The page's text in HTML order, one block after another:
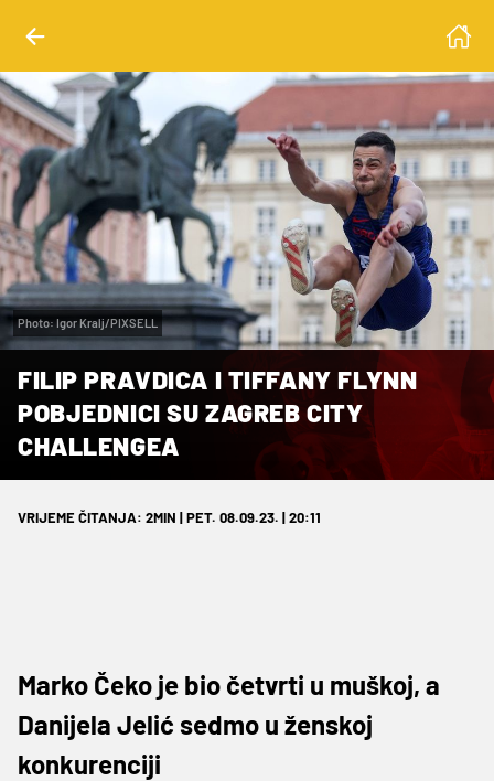
Photo: Igor Kralj/PIXSELL
FILIP PRAVDICA I TIFFANY FLYNN
POBJEDNICI SU ZAGREB CITY
CHALLENGEA
VRIJEME ČITANJA: 2MIN | PET. 08.09.23. | 20:11
Marko Čeko je bio četvrti u muškoj, a
Danijela Jelić sedmo u ženskoj
konkurenciji